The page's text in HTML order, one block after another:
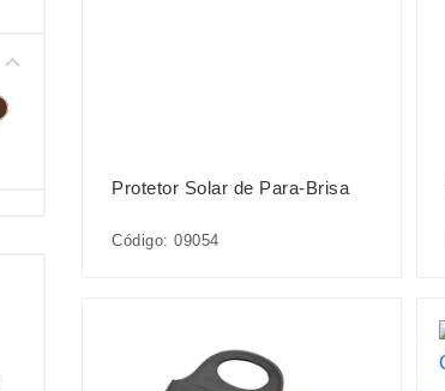
Protetor Solar de Para-Brisa
Código: 09054